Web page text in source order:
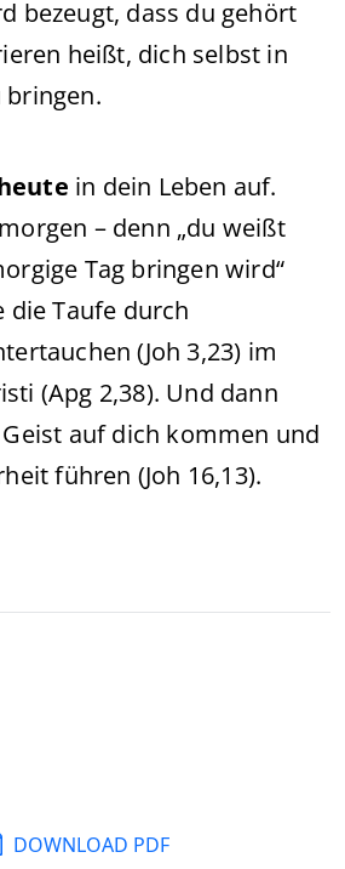
bezeugt, dass du gehört
heißt, dich selbst in
bringen.
in dein Leben auf.
– denn „du weißt
Tag bringen wird“
die Taufe durch
(Joh 3,23) im
(Apg 2,38). Und dann
auf dich kommen und
führen (Joh 16,13).
DOWNLOAD PDF